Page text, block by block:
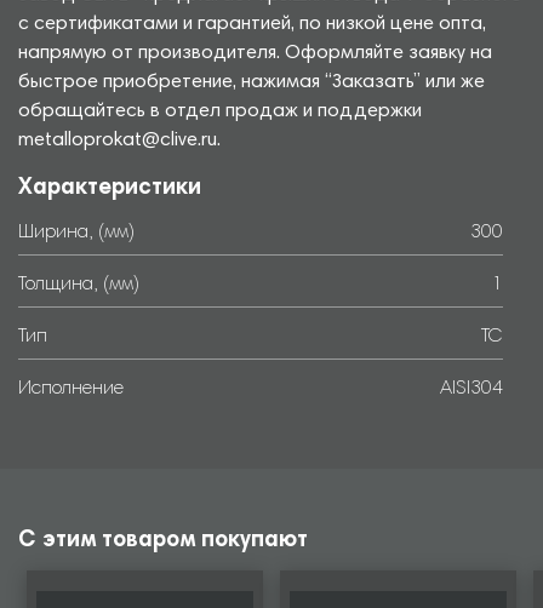
с сертификатами и гарантией, по низкой цене опта,
напрямую от производителя. Оформляйте заявку на
быстрое приобретение, нажимая “Заказать” или же
обращайтесь в отдел продаж и поддержки
metalloprokat@clive.ru.
Характеристики
Ширина, (мм) 300
Толщина, (мм) 1
Тип TC
Исполнение AISI304
С этим товаром покупают